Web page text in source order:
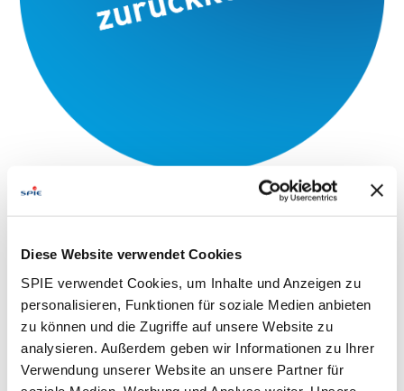
Diese Website verwendet Cookies
SPIE verwendet Cookies, um Inhalte und Anzeigen zu
personalisieren, Funktionen für soziale Medien anbieten
zu können und die Zugriffe auf unsere Website zu
analysieren. Außerdem geben wir Informationen zu Ihrer
Verwendung unserer Website an unsere Partner für